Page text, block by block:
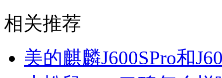
相关推荐
美的麒麟J600SPro和